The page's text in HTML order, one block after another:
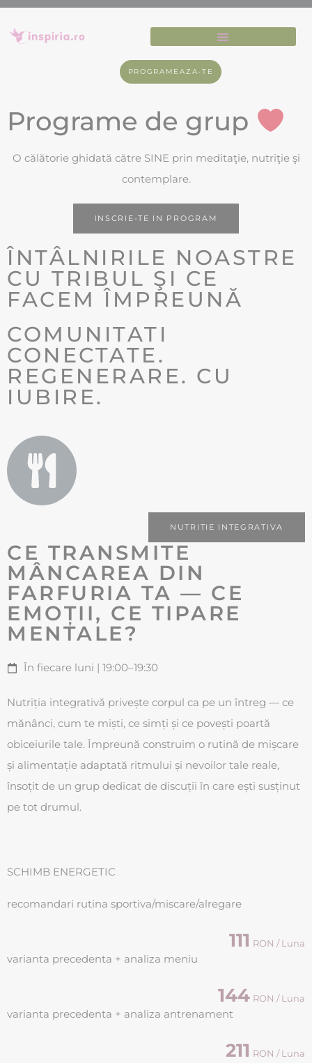
PROGRAMEAZA-TE
Programe de grup
O călătorie ghidată către SINE prin meditaţie, nutriţie şi
contemplare.
INSCRIE-TE IN PROGRAM
ÎNTÂLNIRILE NOASTRE
CU TRIBUL ŞI CE
FACEM ÎMPREUNĂ
COMUNITATI
CONECTATE.
REGENERARE. CU
IUBIRE.
NUTRITIE INTEGRATIVA
CE TRANSMITE
MÂNCAREA DIN
FARFURIA TA — CE
EMOȚII, CE TIPARE
MENTALE?
În fiecare luni | 19:00–19:30
Nutriția integrativă privește corpul ca pe un întreg — ce
mănânci, cum te miști, ce simți și ce povești poartă
obiceiurile tale. Împreună construim o rutină de mișcare
și alimentație adaptată ritmului și nevoilor tale reale,
însoțit de un grup dedicat de discuții în care ești susținut
pe tot drumul.
SCHIMB ENERGETIC
recomandari rutina sportiva/miscare/alregare
111 RON / Luna
varianta precedenta + analiza meniu
144 RON / Luna
varianta precedenta + analiza antrenament
211 RON / Luna